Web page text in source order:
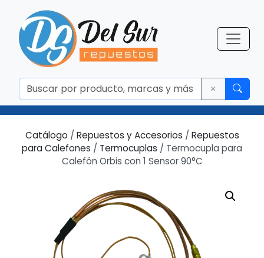
Catálogo / Repuestos y Accesorios / Repuestos
para Calefones / Termocuplas / Termocupla para
Calefón Orbis con 1 Sensor 90°C